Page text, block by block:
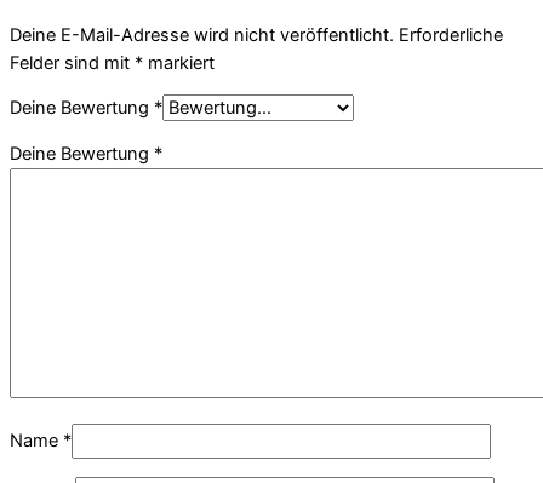
Deine E-Mail-Adresse wird nicht veröffentlicht. Erforderliche
Felder sind mit * markiert
Deine Bewertung *
Deine Bewertung *
Name *